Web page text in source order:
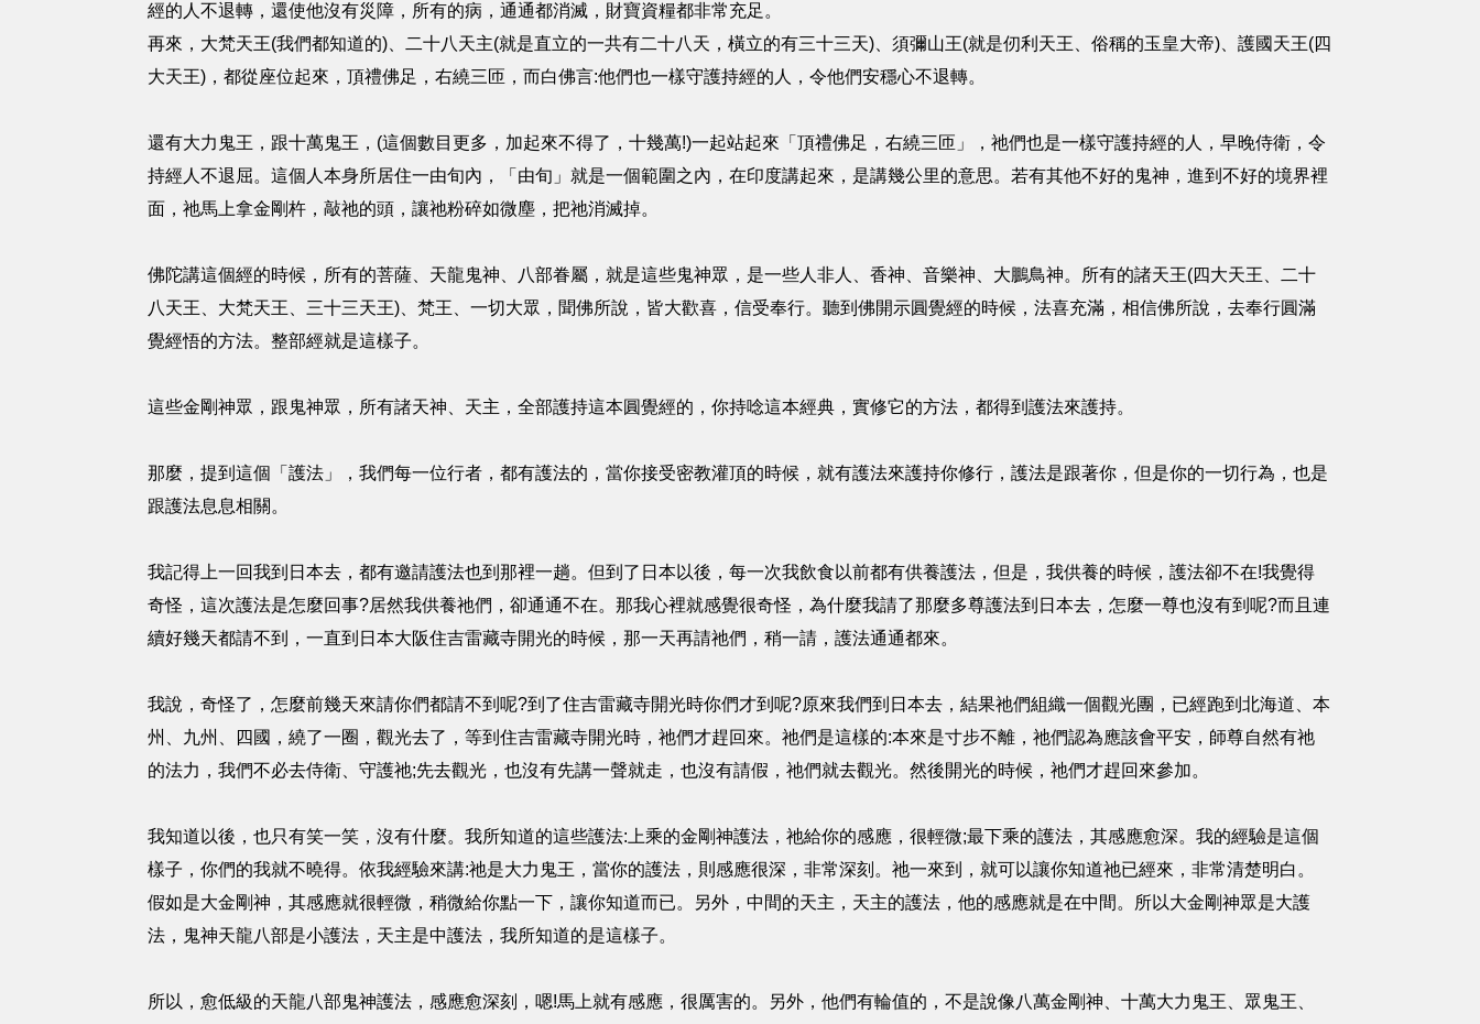
經的人不退轉，還使他沒有災障，所有的病，通通都消滅，財寶資糧都非常充足。
再來，大梵天王(我們都知道的)、二十八天主(就是直立的一共有二十八天，橫立的有三十三天)、須彌山王(就是仞利天王、俗稱的玉皇大帝)、護國天王(四
大天王)，都從座位起來，頂禮佛足，右繞三匝，而白佛言:他們也一樣守護持經的人，令他們安穩心不退轉。
還有大力鬼王，跟十萬鬼王，(這個數目更多，加起來不得了，十幾萬!)一起站起來「頂禮佛足，右繞三匝」，祂們也是一樣守護持經的人，早晚侍衛，令
持經人不退屈。這個人本身所居住一由旬內，「由旬」就是一個範圍之內，在印度講起來，是講幾公里的意思。若有其他不好的鬼神，進到不好的境界裡
面，祂馬上拿金剛杵，敲祂的頭，讓祂粉碎如微塵，把祂消滅掉。
佛陀講這個經的時候，所有的菩薩、天龍鬼神、八部眷屬，就是這些鬼神眾，是一些人非人、香神、音樂神、大鵬鳥神。所有的諸天王(四大天王、二十
八天王、大梵天王、三十三天王)、梵王、一切大眾，聞佛所說，皆大歡喜，信受奉行。聽到佛開示圓覺經的時候，法喜充滿，相信佛所說，去奉行圓滿
覺經悟的方法。整部經就是這樣子。
這些金剛神眾，跟鬼神眾，所有諸天神、天主，全部護持這本圓覺經的，你持唸這本經典，實修它的方法，都得到護法來護持。
那麼，提到這個「護法」，我們每一位行者，都有護法的，當你接受密教灌頂的時候，就有護法來護持你修行，護法是跟著你，但是你的一切行為，也是
跟護法息息相關。
我記得上一回我到日本去，都有邀請護法也到那裡一趟。但到了日本以後，每一次我飲食以前都有供養護法，但是，我供養的時候，護法卻不在!我覺得
奇怪，這次護法是怎麼回事?居然我供養祂們，卻通通不在。那我心裡就感覺很奇怪，為什麼我請了那麼多尊護法到日本去，怎麼一尊也沒有到呢?而且連
續好幾天都請不到，一直到日本大阪住吉雷藏寺開光的時候，那一天再請祂們，稍一請，護法通通都來。
我說，奇怪了，怎麼前幾天來請你們都請不到呢?到了住吉雷藏寺開光時你們才到呢?原來我們到日本去，結果祂們組織一個觀光團，已經跑到北海道、本
州、九州、四國，繞了一圈，觀光去了，等到住吉雷藏寺開光時，祂們才趕回來。祂們是這樣的:本來是寸步不離，祂們認為應該會平安，師尊自然有祂
的法力，我們不必去侍衛、守護祂;先去觀光，也沒有先講一聲就走，也沒有請假，祂們就去觀光。然後開光的時候，祂們才趕回來參加。
我知道以後，也只有笑一笑，沒有什麼。我所知道的這些護法:上乘的金剛神護法，祂給你的感應，很輕微;最下乘的護法，其感應愈深。我的經驗是這個
樣子，你們的我就不曉得。依我經驗來講:祂是大力鬼王，當你的護法，則感應很深，非常深刻。祂一來到，就可以讓你知道祂已經來，非常清楚明白。
假如是大金剛神，其感應就很輕微，稍微給你點一下，讓你知道而已。另外，中間的天主，天主的護法，他的感應就是在中間。所以大金剛神眾是大護
法，鬼神天龍八部是小護法，天主是中護法，我所知道的是這樣子。
所以，愈低級的天龍八部鬼神護法，感應愈深刻，嗯!馬上就有感應，很厲害的。另外，他們有輪值的，不是說像八萬金剛神、十萬大力鬼王、眾鬼王、